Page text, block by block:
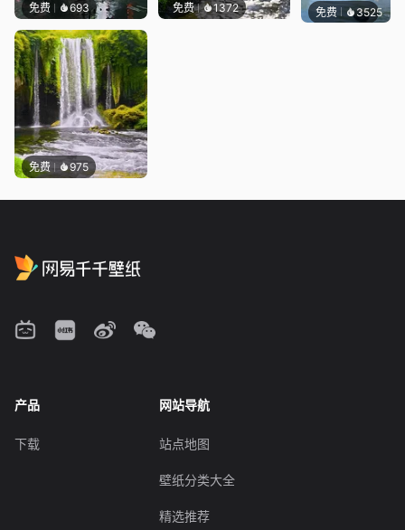
免费 693 免费 1372
免费 975
免费 3525豆子
产品
下载
网站导航
站点地图
壁纸分类大全
精选推荐